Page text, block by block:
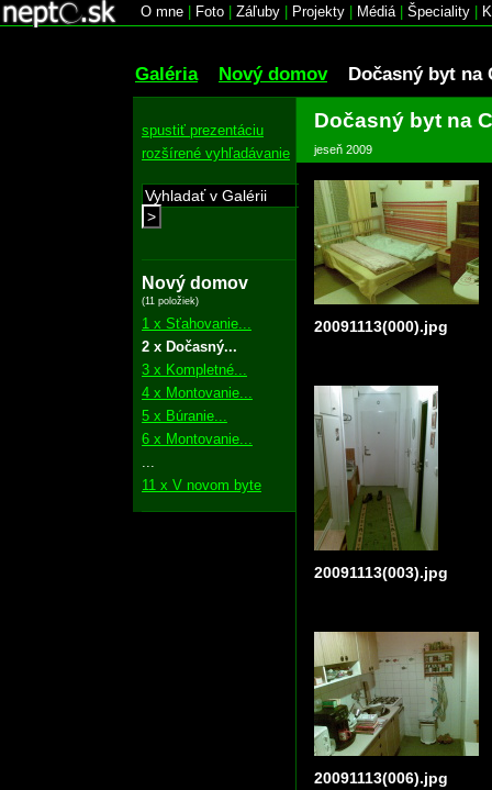
O mne Foto Záľuby Projekty Médiá| Špeciality
Galéria Nový domov Dočasný byt na
spustiť prezentáciu
rozšírené vyhľadávanie
>
Nový domov
(11 položiek)
1 x Sťahovanie...
2 x Dočasný...
3 x Kompletné...
4 x Montovanie...
5 x Búranie...
6 x Montovanie...
11 x V novom byte
Dočasný byt na
jeseň 2009
20091113(000).jpg
20091113(003).jpg
20091113(006).jpg